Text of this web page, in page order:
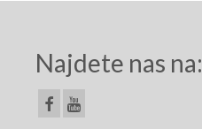
Najdete nas na: